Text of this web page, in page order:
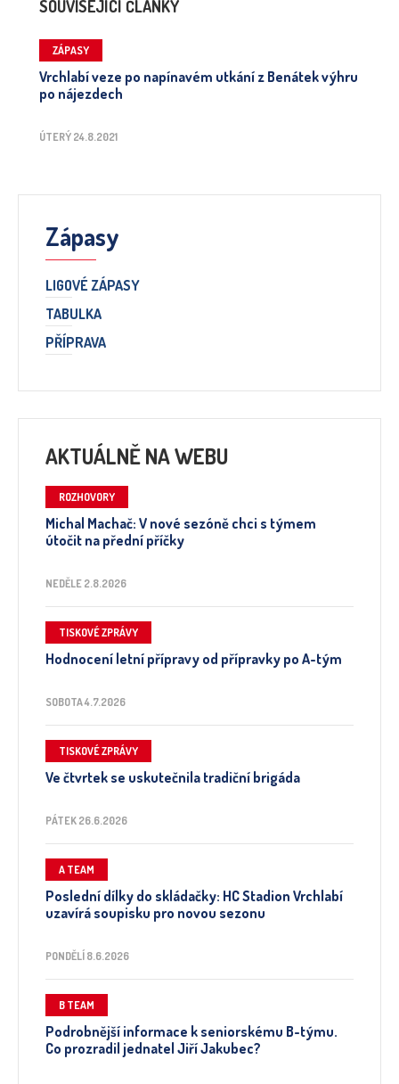
SOUVISEJÍCÍ ČLÁNKY
ZÁPASY
Vrchlabí veze po napínavém utkání z Benátek výhru
po nájezdech
ÚTERÝ 24.8.2021
Zápasy
LIGOVÉ ZÁPASY
TABULKA
PŘÍPRAVA
AKTUÁLNĚ NA WEBU
ROZHOVORY
Michal Machač: V nové sezóně chci s týmem
útočit na přední příčky
NEDĚLE 2.8.2026
TISKOVÉ ZPRÁVY
Hodnocení letní přípravy od přípravky po A-tým
SOBOTA 4.7.2026
TISKOVÉ ZPRÁVY
Ve čtvrtek se uskutečnila tradiční brigáda
PÁTEK 26.6.2026
A TEAM
Poslední dílky do skládačky: HC Stadion Vrchlabí
uzavírá soupisku pro novou sezonu
PONDĚLÍ 8.6.2026
B TEAM
Podrobnější informace k seniorskému B-týmu.
Co prozradil jednatel Jiří Jakubec?